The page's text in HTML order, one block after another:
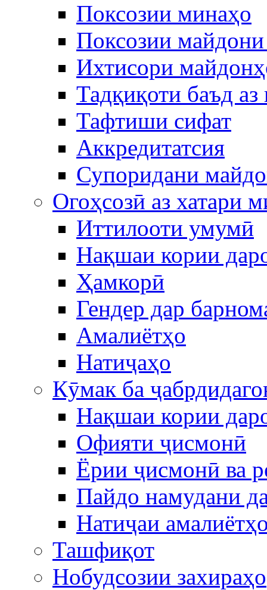
Поксозии минаҳо
Поксозии майдони
Ихтисори
Тадқиқоти баъд аз
Тафтиши сифат
Аккредитатcия
Супоридани
Огоҳсозӣ аз хатари
Иттилооти умумӣ
Нақшаи кории
Ҳамкорӣ
Гендер дар
Амалиётҳо
Натиҷаҳо
Кӯмак ба
Нақшаи кории
Офияти ҷисмонӣ
Ёрии ҷисмонӣ ва
Пайдо намудани
Натиҷаи
Ташфиқот
Нобудсозии захираҳо